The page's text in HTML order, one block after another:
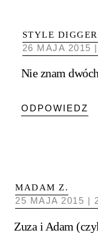
STYLE DIGGER
26 MAJA 2015
Nie znam
ODPOWIEDZ
MADAM Z.
25 MAJA 2015 |
Zuza i Adam